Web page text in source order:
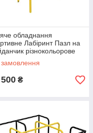
обладнання
Лабіринт Пазл на
різнокольорове
замовлення
₴